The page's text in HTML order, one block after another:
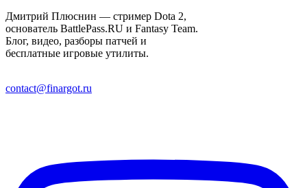
Дмитрий Плюснин — стример Dota 2,
основатель BattlePass.RU и Fantasy Team.
Блог, видео, разборы патчей и
бесплатные игровые утилиты.
contact@finargot.ru